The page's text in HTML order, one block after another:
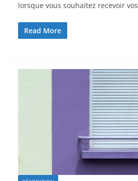
lorsque vous souhaitez recevoir
Read More